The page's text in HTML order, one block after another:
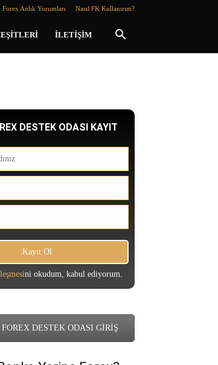
Forex Anlık Yorumları Nasıl FK Kullanırım?
İLETIŞIM
DESTEK ODASI KAYIT
ni okudum, kabul ediyorum.
DESTEK ODASI GİRİŞ